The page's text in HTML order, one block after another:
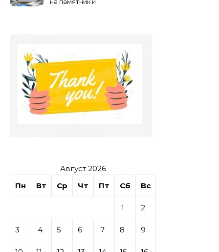
на памятник и
Август 2026
Пн
Вт Ср Чт Пт Сб Вс
1 2
3 4 5 6 7 8 9